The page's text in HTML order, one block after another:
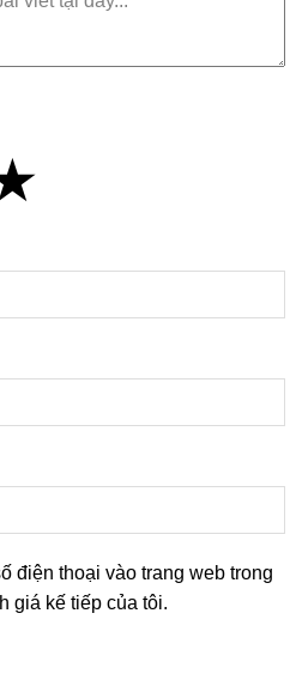
điện thoại vào trang web trong
giá kế tiếp của tôi.